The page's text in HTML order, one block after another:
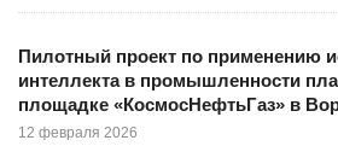
Пилотный проект по применению
интеллекта в промышленности
площадке «КосмосНефтьГаз» в
12 февраля 2026